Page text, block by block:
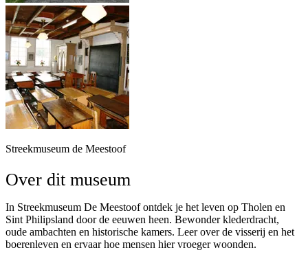
Streekmuseum de Meestoof
Over dit museum
In Streekmuseum De Meestoof ontdek je het leven op Tholen en
Sint Philipsland door de eeuwen heen. Bewonder klederdracht,
oude ambachten en historische kamers. Leer over de visserij en het
boerenleven en ervaar hoe mensen hier vroeger woonden.